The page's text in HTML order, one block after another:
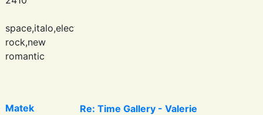
space,italo,electronic
rock,new
romantic
Matek
Re: Time Gallery - Valerie